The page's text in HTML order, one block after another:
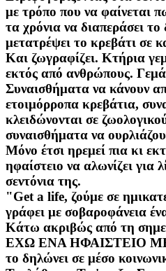
με τρόπο που να φαίνεται
τα χρόνια να διαπεράσει
μετατρέψει το κρεβάτι σε
Και ζωγραφίζει. Κτήρια
εκτός από ανθρώπους.
Συναισθήματα να κάνουν
ετοιμόρροπα κρεβάτια,
κλειδώνονται σε
συναισθήματα να
Μόνο έτσι ηρεμεί πια κι
ηφαίστειο να αλωνίζει για
σεντόνια της.
"Get a life, ζούμε σε
γράφει με σοβαροφάνεια
Κάτω ακριβώς από τη
ΕΧΩ ΕΝΑ ΗΦΑΙΣΤΕΙΟ
το δηλώνει σε μέσο